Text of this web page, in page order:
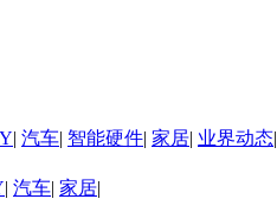
| 汽车| 智能硬件| 家居| 业界动态|
| 汽车| 家居|